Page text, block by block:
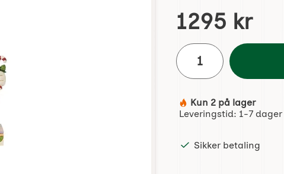
Handle dette
pris
1295 kr
antall
Produkttilgjengelighet:
Kun 2 på lager
Leveringstid: 1-7 dager
Sikker betaling